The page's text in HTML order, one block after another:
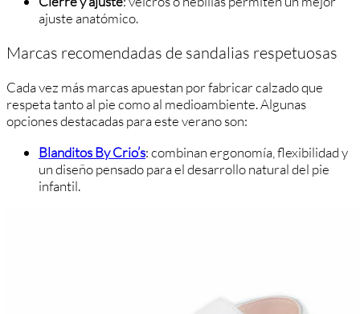
ajuste anatómico.
Marcas recomendadas de sandalias respetuosas
Cada vez más marcas apuestan por fabricar calzado que
respeta tanto al pie como al medioambiente. Algunas
opciones destacadas para este verano son:
Blanditos By Crio’s: combinan ergonomía, flexibilidad y
un diseño pensado para el desarrollo natural del pie
infantil.